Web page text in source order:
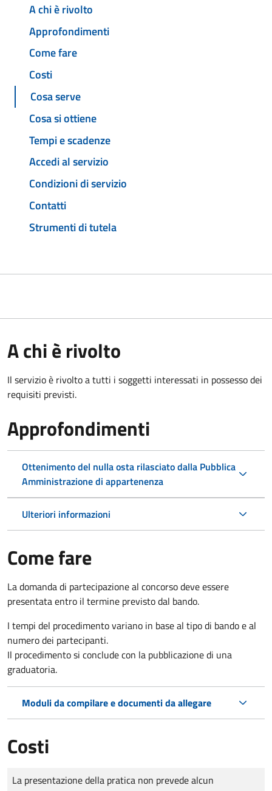
A chi è rivolto
Approfondimenti
Come fare
Costi
Cosa serve
Cosa si ottiene
Tempi e scadenze
Accedi al servizio
Condizioni di servizio
Contatti
Strumenti di tutela
A chi è rivolto
Il servizio è rivolto a tutti i soggetti interessati in possesso dei
requisiti previsti.
Approfondimenti
Ottenimento del nulla osta rilasciato dalla Pubblica
Amministrazione di appartenenza
Ulteriori informazioni
Come fare
La domanda di partecipazione al concorso deve essere
presentata entro il termine previsto dal bando.
I tempi del procedimento variano in base al tipo di bando e al
numero dei partecipanti.
Il procedimento si conclude con la pubblicazione di una
graduatoria.
Moduli da compilare e documenti da allegare
Costi
Tipo di pagamento
Importo
La presentazione della pratica non prevede alcun